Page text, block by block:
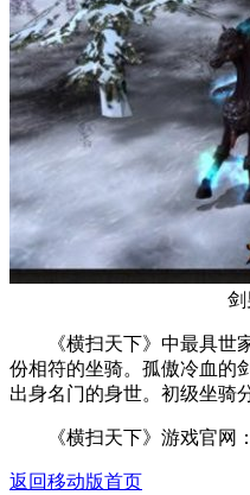
剑
《横扫天下》中最具世家
份相符的坐骑。孤傲冷血的
出身名门的身世。初级坐骑
《横扫天下》游戏官网：
返回移动版首页